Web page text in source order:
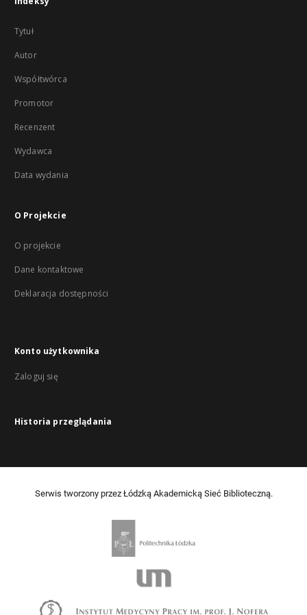
Tytuł
Autor
Współtwórca
Promotor
Recenzent
Wydawca
Data wydania
O Projekcie
O projekcie
Dane kontaktowe
Deklaracja dostępności
Konto użytkownika
Zaloguj się
Historia przeglądania
Serwis tworzony przez Łódzką Akademicką Sieć Biblioteczną.